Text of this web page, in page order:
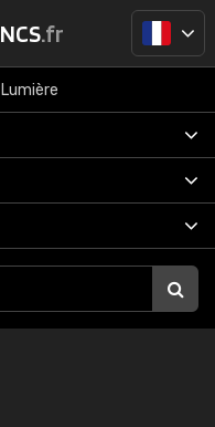
NCS.fr
Lumière